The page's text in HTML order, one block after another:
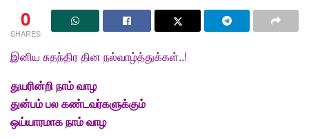
0
SHARES
இனிய சுதந்திர தின நல்வாழ்த்துக்கள்..!
துயரின்றி நாம் வாழ
துன்பம் பல கண்டவர்களுக்கும்
ஒய்யாரமாக நாம் வாழ